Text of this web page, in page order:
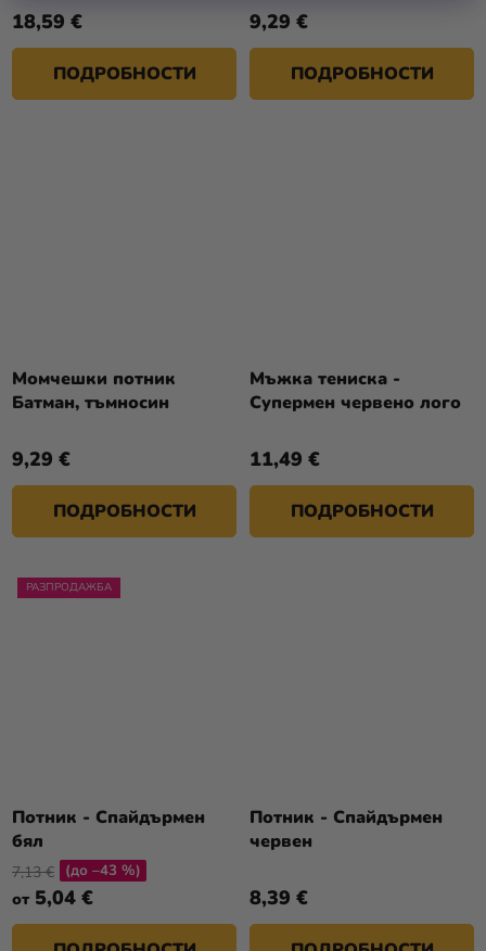
18,59 €
ПОДРОБНОСТИ
9,29 €
ПОДРОБНОСТИ
Момчешки потник
Батман, тъмносин
9,29 €
ПОДРОБНОСТИ
Мъжка тениска -
Супермен червено лого
11,49 €
ПОДРОБНОСТИ
РАЗПРОДАЖБА
Потник - Спайдърмен
бял
от 5,04 €
7,13 € (до –43 %)
Потник - Спайдърмен
червен
8,39 €